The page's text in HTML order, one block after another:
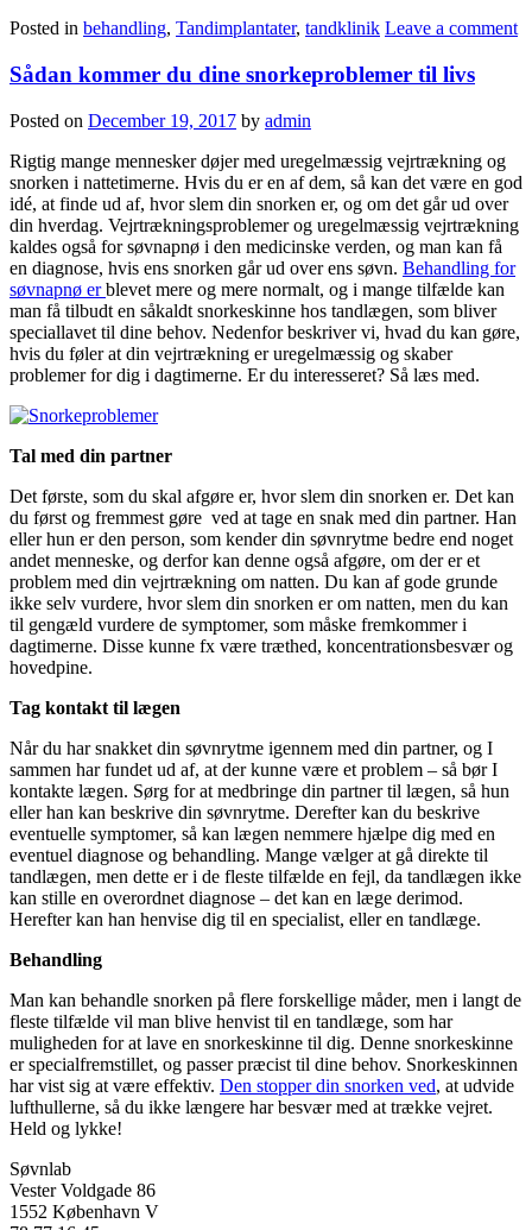
Posted in behandling, Tandimplantater, tandklinik Leave a comment
Sådan kommer du dine snorkeproblemer til livs
Posted on December 19, 2017 by admin
Rigtig mange mennesker døjer med uregelmæssig vejrtrækning og
snorken i nattetimerne. Hvis du er en af dem, så kan det være en god
idé, at finde ud af, hvor slem din snorken er, og om det går ud over
din hverdag. Vejrtrækningsproblemer og uregelmæssig vejrtrækning
kaldes også for søvnapnø i den medicinske verden, og man kan få
en diagnose, hvis ens snorken går ud over ens søvn. Behandling for
søvnapnø erblevet mere og mere normalt, og i mange tilfælde kan
man få tilbudt en såkaldt snorkeskinne hos tandlægen, som bliver
speciallavet til dine behov. Nedenfor beskriver vi, hvad du kan gøre,
hvis du føler at din vejrtrækning er uregelmæssig og skaber
problemer for dig i dagtimerne. Er du interesseret? Så læs med.
Tal med din partner
Det første, som du skal afgøre er, hvor slem din snorken er. Det kan
du først og fremmest gøre ved at tage en snak med din partner. Han
eller hun er den person, som kender din søvnrytme bedre end noget
andet menneske, og derfor kan denne også afgøre, om der er et
problem med din vejrtrækning om natten. Du kan af gode grunde
ikke selv vurdere, hvor slem din snorken er om natten, men du kan
til gengæld vurdere de symptomer, som måske fremkommer i
dagtimerne. Disse kunne fx være træthed, koncentrationsbesvær og
hovedpine.
Tag kontakt til lægen
Når du har snakket din søvnrytme igennem med din partner, og I
sammen har fundet ud af, at der kunne være et problem – så bør I
kontakte lægen. Sørg for at medbringe din partner til lægen, så hun
eller han kan beskrive din søvnrytme. Derefter kan du beskrive
eventuelle symptomer, så kan lægen nemmere hjælpe dig med en
eventuel diagnose og behandling. Mange vælger at gå direkte til
tandlægen, men dette er i de fleste tilfælde en fejl, da tandlægen ikke
kan stille en overordnet diagnose – det kan en læge derimod.
Herefter kan han henvise dig til en specialist, eller en tandlæge.
Behandling
Man kan behandle snorken på flere forskellige måder, men i langt de
fleste tilfælde vil man blive henvist til en tandlæge, som har
muligheden for at lave en snorkeskinne til dig. Denne snorkeskinne
er specialfremstillet, og passer præcist til dine behov. Snorkeskinnen
har vist sig at være effektiv. Den stopper din snorken ved, at udvide
lufthullerne, så du ikke længere har besvær med at trække vejret.
Held og lykke!
Søvnlab
Vester Voldgade 86
1552 København V